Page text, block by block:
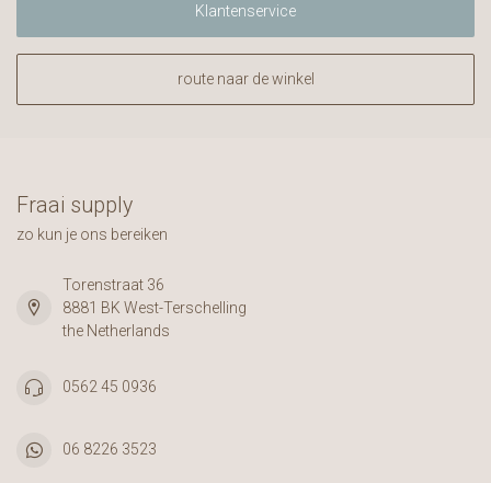
Klantenservice
route naar de winkel
Fraai supply
zo kun je ons bereiken
Torenstraat 36
8881 BK West-Terschelling
the Netherlands
0562 45 0936
06 8226 3523